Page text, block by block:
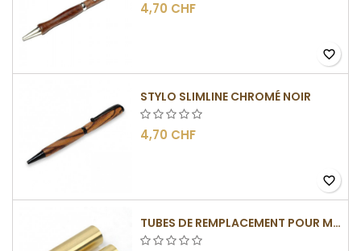
4,70 CHF
favorite_border
STYLO SLIMLINE CHROMÉ NOIR
4,70 CHF
favorite_border
TUBES DE REMPLACEMENT POUR MÉCANISME SLIMLINE